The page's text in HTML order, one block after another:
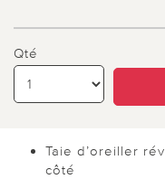
Qté
Taie d’oreiller
côté